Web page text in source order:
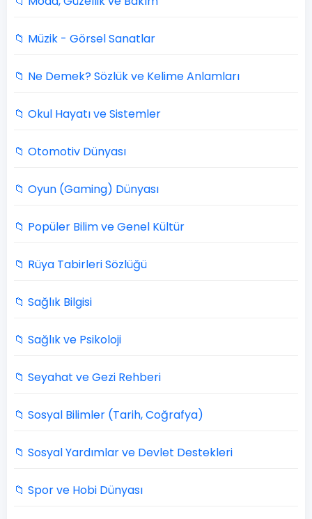
📁 Müzik - Görsel Sanatlar
📁 Ne Demek? Sözlük ve Kelime Anlamları
📁 Okul Hayatı ve Sistemler
📁 Otomotiv Dünyası
📁 Oyun (Gaming) Dünyası
📁 Popüler Bilim ve Genel Kültür
📁 Rüya Tabirleri Sözlüğü
📁 Sağlık Bilgisi
📁 Sağlık ve Psikoloji
📁 Seyahat ve Gezi Rehberi
📁 Sosyal Bilimler (Tarih, Coğrafya)
📁 Sosyal Yardımlar ve Devlet Destekleri
📁 Spor ve Hobi Dünyası